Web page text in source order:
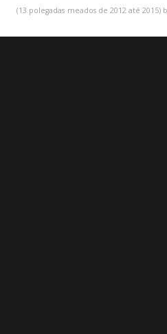
(13 polegadas meados de 2012 até